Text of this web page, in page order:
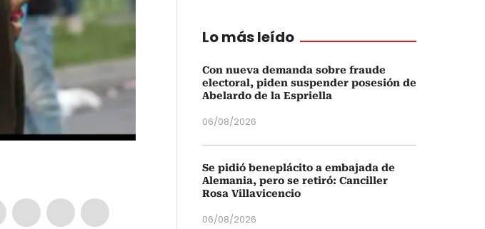
Lo más leído
Con nueva demanda sobre fraude
electoral, piden suspender posesión de
Abelardo de la Espriella
06/08/2026
Se pidió beneplácito a embajada de
Alemania, pero se retiró: Canciller
Rosa Villavicencio
06/08/2026